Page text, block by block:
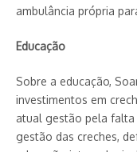
ambulância própria
Educação
Sobre a educação,
investimentos em
atual gestão pela
gestão das creches,